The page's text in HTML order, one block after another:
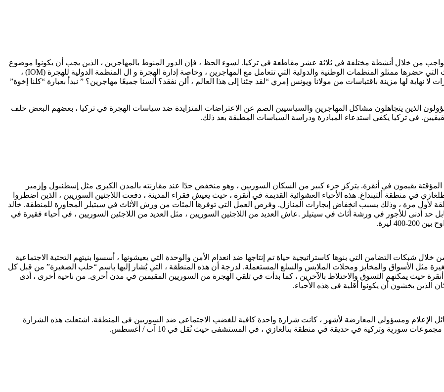
في 18 ديسمبر بإحساس كبير بالواجب من خلال أنشطة مختلفة في ثلاثة عشر مقاطعة في تركيا. لسوء الحظ ، فإن الدور المنوط بالمهاجرين ، الذين يجب أن يكونوا موضوع
اليوم ، اقتصر على كونهم مستمعًا وأداء عروض فولكلورية في الأحداث التي حضرها ممثلو المنظمات الوطنية والدولية التي تتعامل مع المهاجرين ، وخاصة إدارة الهجرة و ال المنظمة الدولية للهجرة (IOM) ،
نهاية لها مزينة باقتباسات من مولانا ويونس إمري “لقد جئنا إلى هذا العالم ، ألن نفقد؟ ألسنا جميعًا مهاجرين؟ ” نبدأ بعبارة “كلنا إخوة”
الذين يتجاهلون مشاكل المهاجرين والسياسيين الصم عن الاعتراضات المتزايدة ضد سياسات الهجرة في تركيا ، بعضهم البعض خلف
في تركيا يكفي استدعاء المبادرة ودراسة السياسات المطبقة بعد ذلك.
ألف لاجئ سوري تحت الحماية المؤقتة يقيمون في أنقرة. يتركز جزء كبير من السكان السوريين ، وهو منخفض جدًا عند مقارنته بالمدن الكبرى مثل إسطنبول وإزمير
في منطقة ألتينداغ. هذه الأحياء العشوائية القديمة في أنقرة ، حيث يعيش فقراء المدينة ، دفعت اللاجئين السوريين ، الذين اضطروا
لأول مرة ، وذلك بسبب انخفاض إيجارات المنازل. وفرص العمل التي توفرها المئات من ورش الأثاث في سيتيلر المجاورة للمنطقة. خالد
حد أدنى للأجور في ورشة أثاث في سيتيلر .عاش العديد من اللاجئين السوريين ، مثل العديد من اللاجئين السوريين ، في أحياء فقيرة في
ليرة.
شبكات التضامن التي بنوها كاستراتيجية حياة تم إنتاجها ضد انعدام الأمن والوحدة التي يعيشونها ، أسسوا بنيتهم ​​التحتية الاجتماعية
مثل الأسواق والمخابز ومحلات الملابس والسلع المستعملة. لدرجة أن هذه المنطقة ، التي يُشار إليها باسم “حلب الصغيرة” من قبل كل
حيث يمكنهم التسوق والاختلاط بالآخرين ، كما بدأت في تلقي الهجرة من السوريين المقيمين في مدن أخرى. من ناحية أخرى ، أدى
الذين يخشون أن يكونوا أقلية في هذه الأحياء.
الإعلام ومسؤولي المعارضة لأشهر ، كانت شرارة واحدة كافية للغضب الاجتماعي ضد السوريين في المنطقة. اشتعلت هذه الشرارة
سورية وتركية في حديقة في منطقة بتالغازي ، في المستشفى حيث نُقل في 10 آب / أغسطس.